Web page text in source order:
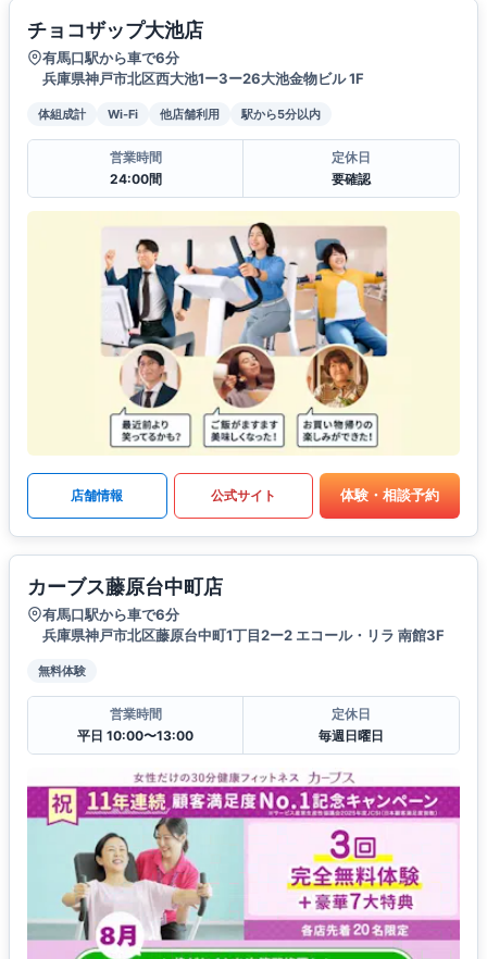
チョコザップ大池店
有馬口駅から車で6分
兵庫県神戸市北区西大池1ー3ー26大池金物ビル 1F
体組成計 Wi-Fi 他店舗利用 駅から5分以内
営業時間
24:00間
定休日
要確認
店舗情報 公式サイト 体験・相談予約
カーブス藤原台中町店
有馬口駅から車で6分
兵庫県神戸市北区藤原台中町1丁目2ー2 エコール・リラ 南館3F
無料体験
営業時間
平日 10:00〜13:00
定休日
毎週日曜日